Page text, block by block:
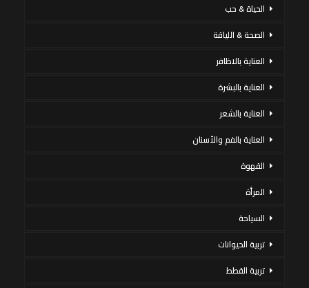
الحياة & حب
الصحة & اللياقة
العناية بالاظافر
العناية بالبشرة
العناية بالشعر
العناية بالفم والأسنان
القهوة
المرأة
السياحة
تربية الحيوانات
تربية القطط